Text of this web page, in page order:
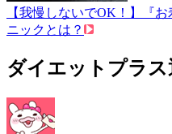
【我慢しないでOK！】『
ニックとは？
ダイエットプラス